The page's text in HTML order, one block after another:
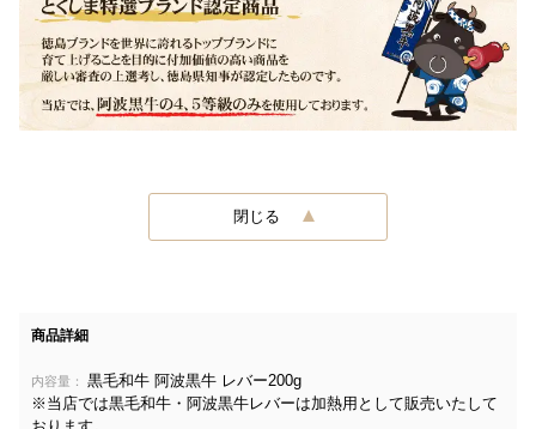
閉じる
商品詳細
内容量：
黒毛和牛 阿波黒牛 レバー200g
※当店では黒毛和牛・阿波黒牛レバーは加熱用として販売いたして